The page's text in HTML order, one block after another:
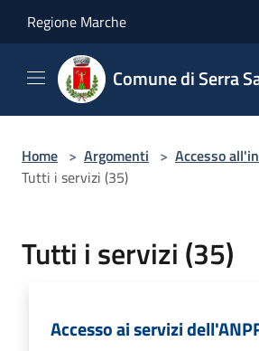
Regione Marche
Comune di Serra
Home > Argomenti > Accesso
Tutti i servizi (35)
Tutti i servizi (35)
Accesso ai servizi